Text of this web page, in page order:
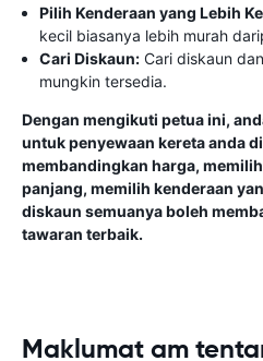
Pilih Kenderaan yang Lebih
kecil biasanya lebih murah
Cari Diskaun: Cari diskaun
mungkin tersedia.
Dengan mengikuti petua ini,
untuk penyewaan kereta anda
membandingkan harga,
panjang, memilih kenderaan
diskaun semuanya boleh
tawaran terbaik.
Maklumat am